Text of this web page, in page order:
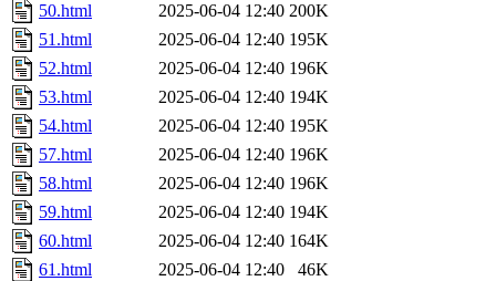
50.html
2025-06-04 12:40 200K
51.html
2025-06-04 12:40 195K
52.html
2025-06-04 12:40 196K
53.html
2025-06-04 12:40 194K
54.html
2025-06-04 12:40 195K
57.html
2025-06-04 12:40 196K
58.html
2025-06-04 12:40 196K
59.html
2025-06-04 12:40 194K
60.html
2025-06-04 12:40 164K
61.html
2025-06-04 12:40
46K